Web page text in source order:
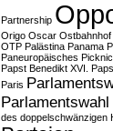
Partnership
Origo Oscar Ostbahnhof
OTP Palästina Panama
Paneuropäisches
Papst Benedikt XVI.
Paris
Parlamentswahl
des doppelschwänzigen